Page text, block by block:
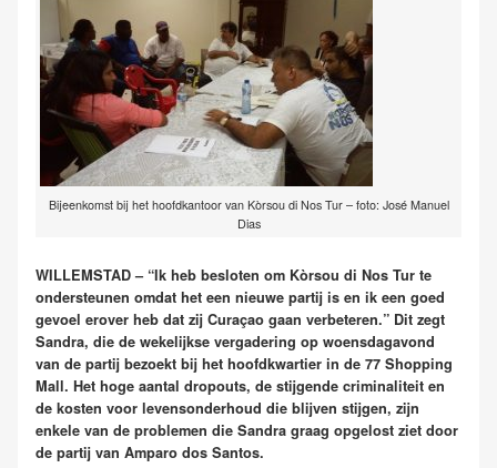
Bijeenkomst bij het hoofdkantoor van Kòrsou di Nos Tur – foto: José Manuel
Dias
WILLEMSTAD – “Ik heb besloten om Kòrsou di Nos Tur te
ondersteunen omdat het een nieuwe partij is en ik een goed
gevoel erover heb dat zij Curaçao gaan verbeteren.” Dit zegt
Sandra, die de wekelijkse vergadering op woensdagavond
van de partij bezoekt bij het hoofdkwartier in de 77 Shopping
Mall. Het hoge aantal dropouts, de stijgende criminaliteit en
de kosten voor levensonderhoud die blijven stijgen, zijn
enkele van de problemen die Sandra graag opgelost ziet door
de partij van Amparo dos Santos.